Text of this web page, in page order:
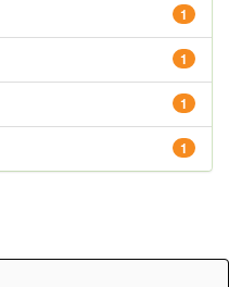
1
1
1
1